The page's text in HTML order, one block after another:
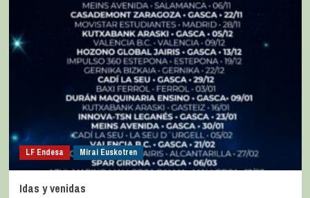
LF Endesa Mirai Euskotren
Idas y venidas